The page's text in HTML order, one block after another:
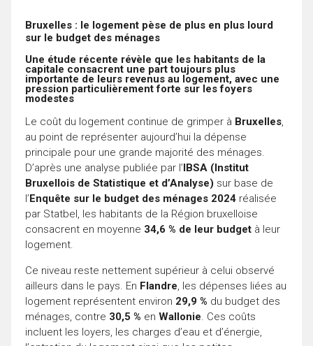
Bruxelles : le logement pèse de plus en plus lourd
sur le budget des ménages
Une étude récente révèle que les habitants de la
capitale consacrent une part toujours plus
importante de leurs revenus au logement, avec une
pression particulièrement forte sur les foyers
modestes
Le coût du logement continue de grimper à Bruxelles,
au point de représenter aujourd’hui la dépense
principale pour une grande majorité des ménages.
D’après une analyse publiée par l’IBSA (Institut
Bruxellois de Statistique et d’Analyse) sur base de
l’Enquête sur le budget des ménages 2024 réalisée
par Statbel, les habitants de la Région bruxelloise
consacrent en moyenne 34,6 % de leur budget à leur
logement.
Ce niveau reste nettement supérieur à celui observé
ailleurs dans le pays. En Flandre, les dépenses liées au
logement représentent environ 29,9 % du budget des
ménages, contre 30,5 % en Wallonie. Ces coûts
incluent les loyers, les charges d’eau et d’énergie,